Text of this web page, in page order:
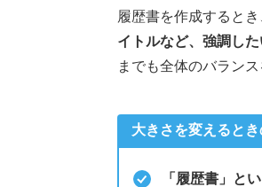
履歴書を作成すると
イトルなど、強調し
までも全体のバラン
大きさを変えるとき
「履歴書」と